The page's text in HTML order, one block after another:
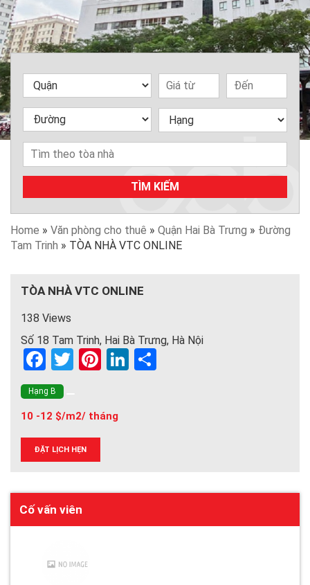
TÌM KIẾM
Home » Văn phòng cho thuê » Quận Hai Bà Trưng » Đường
Tam Trinh » TÒA NHÀ VTC ONLINE
TÒA NHÀ VTC ONLINE
138 Views
Số 18 Tam Trinh, Hai Bà Trưng, Hà Nội
F
a
ce
b
o
o
k
T
er
Pi
es
Li
Hạng B
10 -12 $/m2/ tháng
ĐẶT LỊCH HẸN
Cố vấn viên